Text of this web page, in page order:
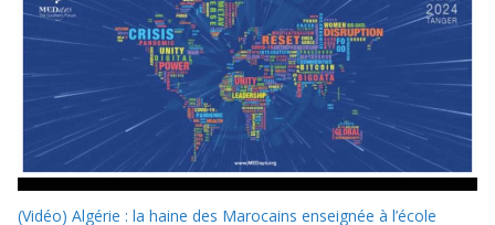
(Vidéo) Algérie : la haine des Marocains enseignée à l’école